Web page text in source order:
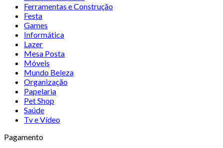
Ferramentas e Construção
Festa
Games
Informática
Lazer
Mesa Posta
Móveis
Mundo Beleza
Organização
Papelaria
Pet Shop
Saúde
Tv e Vídeo
Pagamento